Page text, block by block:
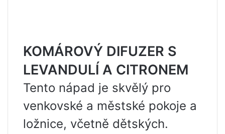
KOMÁROVÝ DIFUZER S
LEVANDULÍ A CITRONEM
Tento nápad je skvělý pro
venkovské a městské pokoje a
ložnice, včetně dětských.